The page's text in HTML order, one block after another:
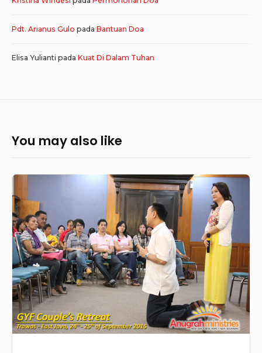
Pdt. Arianus Gulo pada Bantuan Doa
Elisa Yulianti pada Kuat Di Dalam Tuhan
You may also like
Guard
Your
Family
Retreat
Pasangan,
Trawas
–
Jawa
Timur
24-